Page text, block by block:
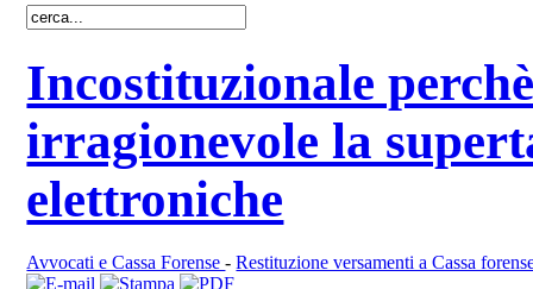
Incostituzionale
irragionevole la
elettroniche
Avvocati e Cassa Forense-Restituzione versamenti a Cassa